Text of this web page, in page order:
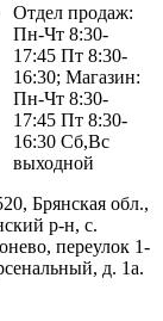
Отдел продаж:
Пн-Чт 8:30-
17:45 Пт 8:30-
16:30; Магазин:
Пн-Чт 8:30-
17:45 Пт 8:30-
16:30 Сб,Вс
выходной
Брянская обл.,
р-н, с.
переулок 1-
д. 1а.